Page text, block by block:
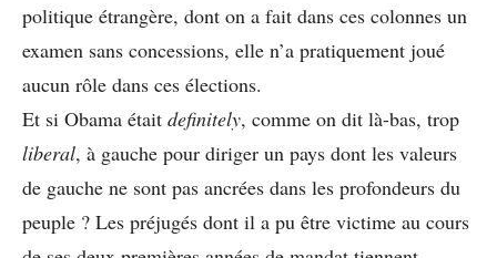
politique étrangère, dont on a fait dans ces colonnes un
examen sans concessions, elle n’a pratiquement joué
aucun rôle dans ces élections.
Et si Obama était definitely, comme on dit là-bas, trop
liberal, à gauche pour diriger un pays dont les valeurs
de gauche ne sont pas ancrées dans les profondeurs du
peuple ? Les préjugés dont il a pu être victime au cours